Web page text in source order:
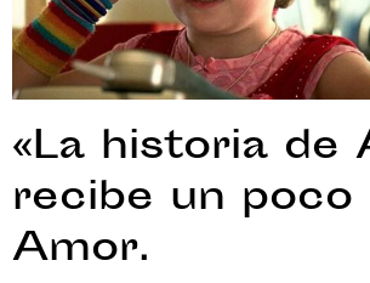
«La historia de
recibe un poco
Amor.